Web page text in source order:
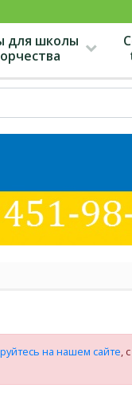
для школы
на нашем сайте,